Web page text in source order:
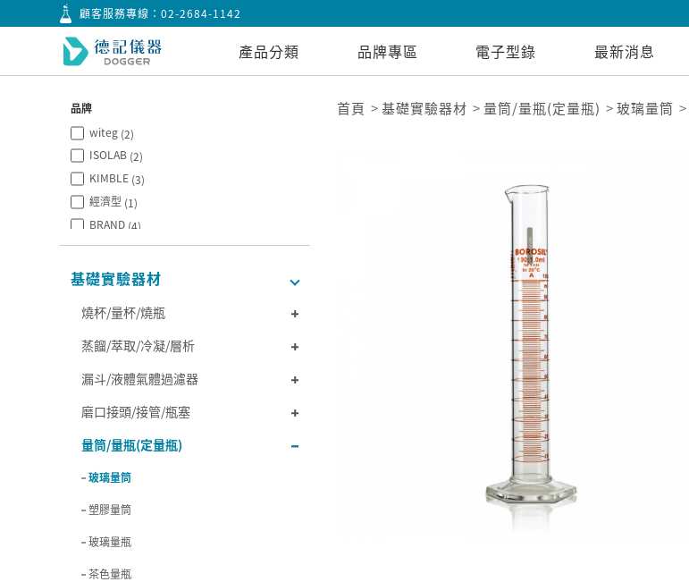
顧客服務專線：02-2684-1142
產品分類 品牌專區 電子型錄 最新消息
品牌
witeg (2)
ISOLAB (2)
KIMBLE (3)
經濟型 (1)
BRAND (4)
PYREX(2)
BOROSIL(4)
基礎實驗器材
燒杯/量杯/燒瓶
蒸餾/萃取/冷凝/層析
漏斗/液體氣體過濾器
磨口接頭/接管/瓶塞
量筒/量瓶(定量瓶)
玻璃量筒
塑膠量筒
玻璃量瓶
茶色量瓶
首頁 基礎實驗器材 量筒/量瓶(定量瓶) 玻璃量筒